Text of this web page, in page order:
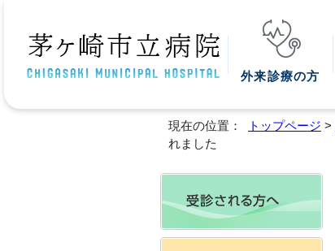
外来診療の方
現在の位置： トップページ >
れました